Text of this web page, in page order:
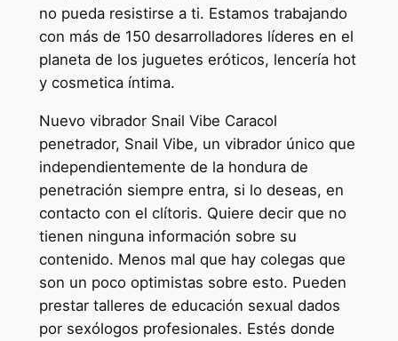
no pueda resistirse a ti. Estamos trabajando
con más de 150 desarrolladores líderes en el
planeta de los juguetes eróticos, lencería hot
y cosmetica íntima.
Nuevo vibrador Snail Vibe Caracol
penetrador, Snail Vibe, un vibrador único que
independientemente de la hondura de
penetración siempre entra, si lo deseas, en
contacto con el clítoris. Quiere decir que no
tienen ninguna información sobre su
contenido. Menos mal que hay colegas que
son un poco optimistas sobre esto. Pueden
prestar talleres de educación sexual dados
por sexólogos profesionales. Estés donde